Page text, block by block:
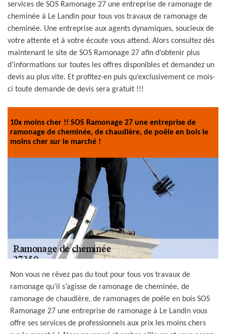
services de SOS Ramonage 27 une entreprise de ramonage de
cheminée à Le Landin pour tous vos travaux de ramonage de
cheminée. Une entreprise aux agents dynamiques, soucieux de
votre attente et à votre écoute vous attend. Alors consultez dès
maintenant le site de SOS Ramonage 27 afin d’obtenir plus
d’informations sur toutes les offres disponibles et demandez un
devis au plus vite. Et profitez-en puis qu’exclusivement ce mois-
ci toute demande de devis sera gratuit !!!
10x moins cher !! SOS Ramonage 27 une entreprise de
ramonage de cheminée, de chaudière, de poêle en bois le
moins cher sur le marché !
Non vous ne rêvez pas du tout pour tous vos travaux de
ramonage qu’il s’agisse de ramonage de cheminée, de
ramonage de chaudière, de ramonages de poêle en bois SOS
Ramonage 27 une entreprise de ramonage à Le Landin vous
offre ses services de professionnels aux prix les moins chers